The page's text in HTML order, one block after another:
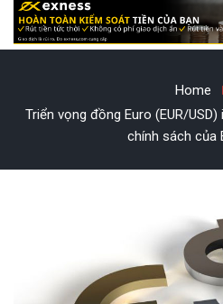
Home
Triển vọng đồng Euro (EUR/
chính sách của